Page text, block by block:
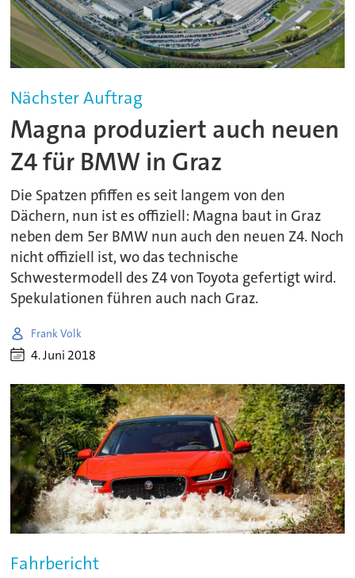
Nächster Auftrag
Magna produziert auch neuen
Z4 für BMW in Graz
Die Spatzen pfiffen es seit langem von den
Dächern, nun ist es offiziell: Magna baut in Graz
neben dem 5er BMW nun auch den neuen Z4. Noch
nicht offiziell ist, wo das technische
Schwestermodell des Z4 von Toyota gefertigt wird.
Spekulationen führen auch nach Graz.
Frank Volk
4. Juni 2018
Fahrbericht